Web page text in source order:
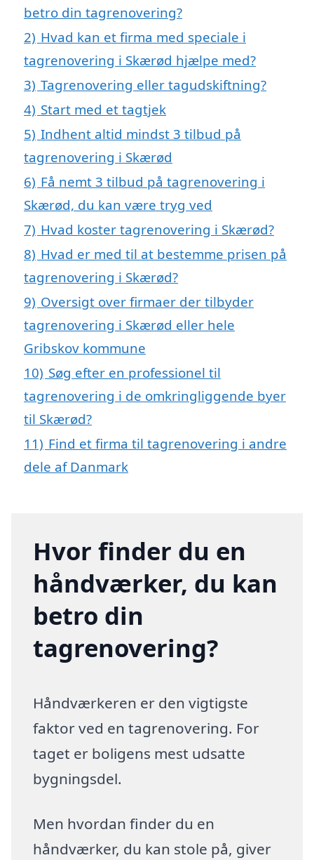
betro din tagrenovering?
2) Hvad kan et firma med speciale i
tagrenovering i Skærød hjælpe med?
3) Tagrenovering eller tagudskiftning?
4) Start med et tagtjek
5) Indhent altid mindst 3 tilbud på
tagrenovering i Skærød
6) Få nemt 3 tilbud på tagrenovering i
Skærød, du kan være tryg ved
7) Hvad koster tagrenovering i Skærød?
8) Hvad er med til at bestemme prisen på
tagrenovering i Skærød?
9) Oversigt over firmaer der tilbyder
tagrenovering i Skærød eller hele
Gribskov kommune
10) Søg efter en professionel til
tagrenovering i de omkringliggende byer
til Skærød?
11) Find et firma til tagrenovering i andre
dele af Danmark
Hvor finder du en
håndværker, du kan
betro din
tagrenovering?
Håndværkeren er den vigtigste
faktor ved en tagrenovering. For
taget er boligens mest udsatte
bygningsdel.
Men hvordan finder du en
håndværker, du kan stole på, giver